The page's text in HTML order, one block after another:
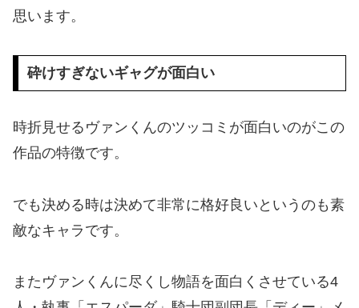
思います。
砕けすぎないギャグが面白い
時折見せるヴァンくんのツッコミが面白いのがこの
作品の特徴です。
でも決める時は決めて非常に格好良いというのも素
敵なキャラです。
またヴァンくんに尽くし物語を面白くさせている4